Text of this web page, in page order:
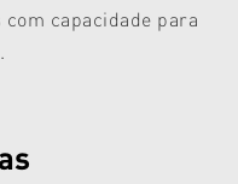
capacidade para